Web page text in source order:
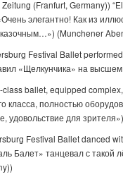
Zeitung (Franfurt, Germany))
элегантно! Как из
(Munchener
Festival Ballet
«Щелкунчика» на
class ballet, equipped
класса, полностью
удовольствие для
Festival Ballet danced
Балет» танцевал с такой